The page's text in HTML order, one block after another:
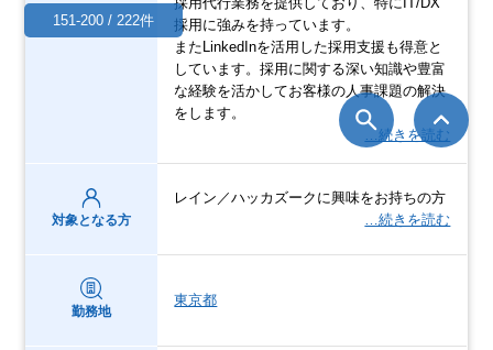
採用に強みを持っています。
またLinkedInを活用した採用支援も得意と
しています。採用に関する深い知識や豊富
な経験を活かしてお客様の人事課題の解決
をします。
…続きを読む
対象となる方
レイン／ハッカズークに興味をお持ちの方
…続きを読む
勤務地
東京都
151-200 / 222件